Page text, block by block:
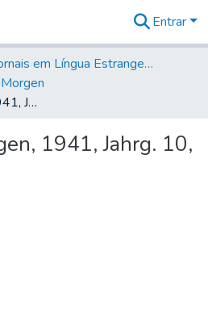
&
Coleções
Tudo na
Biblioteca
Estatísticas
Entrar
Jornais em Língua Estrangeira
Deutscher Morgen, 1941, Jahrg. 10, nr. 34
1941, Jahrg. 10,